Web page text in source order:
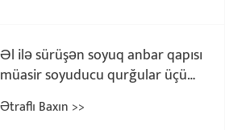
Əl ilə sürüşən soyuq anbar qapısı
müasir soyuducu qurğular üçün
ən yaxşı həll yoludur
Ətraflı Baxın >>